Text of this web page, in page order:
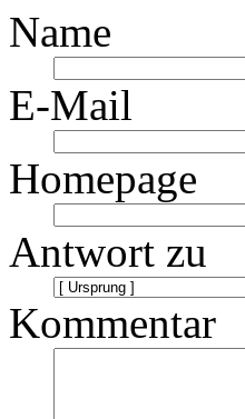
Name
E-Mail
Homepage
Antwort zu
Kommentar